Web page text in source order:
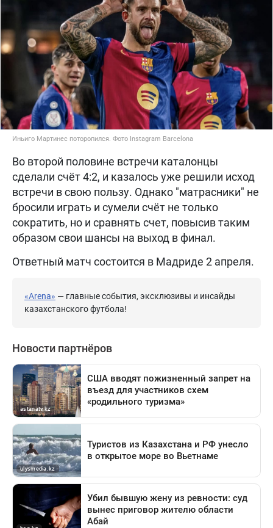
Иньиго Мартинес поторопился. Фото Instagram Barcelona
Во второй половине встречи каталонцы
сделали счёт 4:2, и казалось уже решили исход
встречи в свою пользу. Однако "матрасники" не
бросили играть и сумели счёт не только
сократить, но и сравнять счет, повысив таким
образом свои шансы на выход в финал.
Ответный матч состоится в Мадриде 2 апреля.
«Arena» — главные события, эксклюзивы и инсайды
казахстанского футбола!